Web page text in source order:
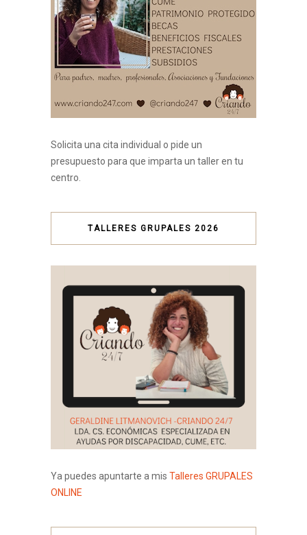
Solicita una cita individual o pide un
presupuesto para que imparta un taller en tu
centro.
TALLERES GRUPALES 2026
Ya puedes apuntarte a mis Talleres GRUPALES
ONLINE